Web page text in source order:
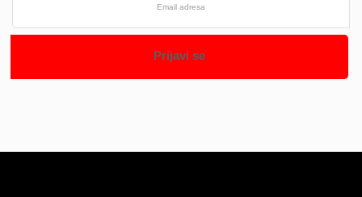
Prijavi se